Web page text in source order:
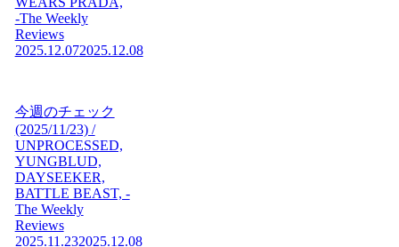
-The Weekly
Reviews
2025.12.072025.12.08
今週のチェック
(2025/11/23) /
UNPROCESSED,
YUNGBLUD,
DAYSEEKER,
BATTLE BEAST, -
The Weekly
Reviews
2025.11.232025.12.08